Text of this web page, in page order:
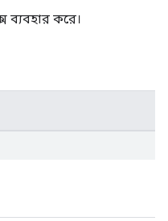
ব্যবহার করে।